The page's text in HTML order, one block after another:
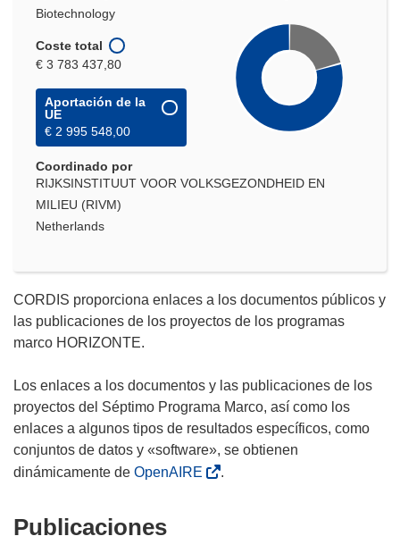
Biotechnology
Coste total
€ 3 783 437,80
Aportación de la
UE
€ 2 995 548,00
Coordinado por
RIJKSINSTITUUT VOOR VOLKSGEZONDHEID EN
MILIEU (RIVM)
Netherlands
CORDIS proporciona enlaces a los documentos públicos y
las publicaciones de los proyectos de los programas
marco HORIZONTE.
Los enlaces a los documentos y las publicaciones de los
proyectos del Séptimo Programa Marco, así como los
enlaces a algunos tipos de resultados específicos, como
conjuntos de datos y «software», se obtienen
dinámicamente de OpenAIRE .
Publicaciones